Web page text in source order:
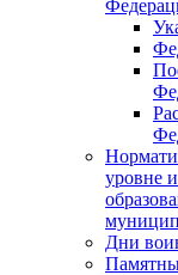
уровне
Дни